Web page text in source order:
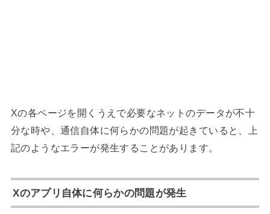
Xの各ページを開くうえで必要なネットのデータが不十
分な時や、通信自体に何らかの問題が起きていると、上
記のようなエラーが発生することがあります。
Xのアプリ自体に何らかの問題が発生